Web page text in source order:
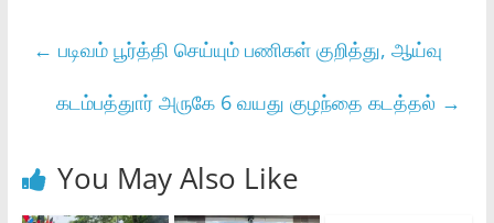
← படிவம் பூர்த்தி செய்யும் பணிகள் குறித்து, ஆய்வு
கடம்பத்துார் அருகே 6 வயது குழந்தை கடத்தல் →
You May Also Like